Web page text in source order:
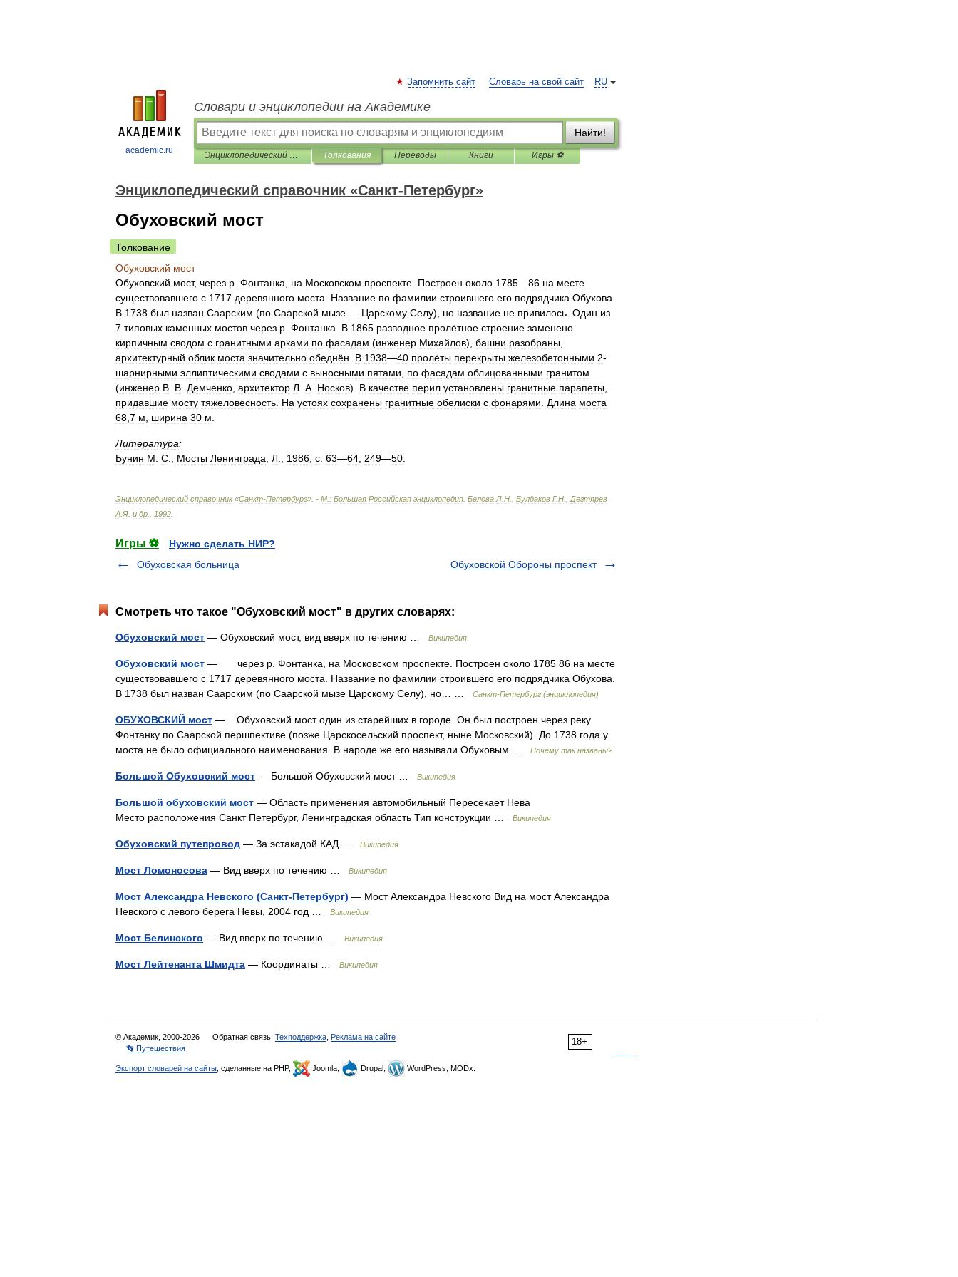
academic.ru
RU
Запомнить сайт Словарь на свой сайт
Словари и энциклопедии на Академике
Найти!
Энциклопедический справочник «Санкт-Петербург» Толкования Переводы Книги Игры ⚽
Энциклопедический справочник «Санкт-Петербург»
Обуховский мост
Толкование
Обуховский мост
Обуховский мост, через р Фонтанка на Московском проспекте Построен около 1785—86 на месте
существовавшего с 1717 деревянного моста Название по фамилии строившего его подрядчика Обухова
В 1738 был назван Саарским (по Саарской мызе — Царскому Селу), но название не привилось Один из
7 типовых каменных мостов через р Фонтанка В 1865 разводное пролётное строение заменено
кирпичным сводом с гранитными арками по фасадам (инженер Михайлов), башни разобраны
архитектурный облик моста значительно обеднён В 1938—40 пролёты перекрыты железобетонными 2-
шарнирными эллиптическими сводами с выносными пятами по фасадам облицованными гранитом
(инженер В В Демченко архитектор Л А Носков). В качестве перил установлены гранитные парапеты
придавшие мосту тяжеловесность На устоях сохранены гранитные обелиски с фонарями Длина моста
68 7 м ширина 30 м
Литература:
Бунин М С Мосты Ленинграда Л 1986 с 63—64 249—50
Энциклопедический справочник«Санкт-Петербург». - М : Большая Российская энциклопедия Белова Л Н Булдаков Г.Н
Дегтярев
А Я и др 1992
Игры ⚽
Нужно сделать НИР?
Обуховская больница
Обуховской Обороны проспект
Смотреть что такое "Обуховский мост" в других словарях:
Обуховский мост — Обуховский мост, вид вверх по течению … Википедия
Обуховский мост — через р. Фонтанка, на Московском проспекте. Построен около 1785 86 на месте
существовавшего с 1717 деревянного моста. Название по фамилии строившего его подрядчика Обухова.
В 1738 был назван Саарским (по Саарской мызе Царскому Селу), но… …
Санкт-Петербург (энциклопедия)
ОБУХОВСКИЙ мост — Обуховский мост один из старейших в городе. Он был построен через реку
Фонтанку по Саарской першпективе (позже Царскосельский проспект, ныне Московский). До 1738 года у
моста не было официального наименования. В народе же его называли Обуховым …
Почему так названы?
Большой Обуховский мост — Большой Обуховский мост … Википедия
Большой обуховский мост — Область применения автомобильный Пересекает Нева
Место расположения Санкт Петербург, Ленинградская область Тип конструкции …
Википедия
Обуховский путепровод — За эстакадой КАД … Википедия
Мост Ломоносова — Вид вверх по течению … Википедия
Мост Александра Невского (Санкт-Петербург) — Мост Александра Невского Вид на мост Александра
Невского с левого берега Невы, 2004 год …
Википедия
Мост Белинского — Вид вверх по течению … Википедия
Мост Лейтенанта Шмидта — Координаты … Википедия
18+
© Академик, 2000-2026 Обратная связь: Техподдержка Реклама на сайте
👣 Путешествия
Экспорт словарей на сайты , сделанные на PHP, Joomla, Drupal, WordPress, MODx.